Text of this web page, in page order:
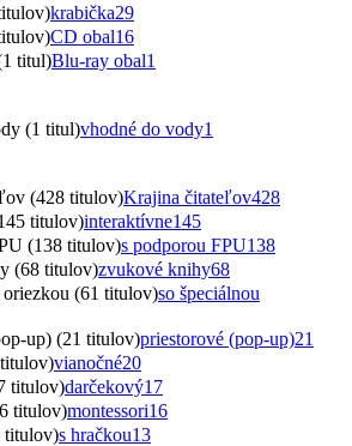
krabička29
CD obal16
titul)Blu-ray obal1
(1 titul)vhodné do vody1
(428 titulov)Krajina čitateľov428
titulov)interaktívne145
(138 titulov)s podporou FPU138
(68 titulov)zvukové knihy68
oriezkou (61 titulov)so špeciálnou
up) (21 titulov)priestorové (pop-up)21
vianočné20
titulov)darčekový17
titulov)montessori16
titulov)s hračkou13